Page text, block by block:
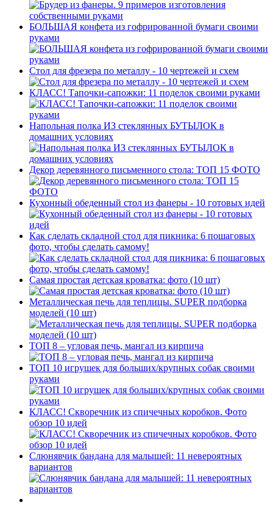
БОЛЬШАЯ конфета из гофрированной бумаги своими
руками
Стол для фрезера по металлу - 10 чертежей и схем
КЛАСС! Тапочки-сапожки: 11 поделок своими руками
Напольная полка ИЗ стеклянных БУТЫЛОК в
домашних условиях
Декор деревянного письменного стола: ТОП 15 ФОТО
Кухонный обеденный стол из фанеры - 10 готовых идей
Как сделать складной стол для пикника: 6 пошаговых
фото, чтобы сделать самому!
Самая простая детская кроватка: фото (10 шт)
Металлическая печь для теплицы. SUPER подборка
моделей (10 шт)
ТОП 8 – угловая печь, мангал из кирпича
ТОП 10 игрушек для больших/крупных собак своими
руками
КЛАСС! Скворечник из спичечных коробков. Фото
обзор 10 идей
Слюнявчик бандана для малышей: 11 невероятных
вариантов